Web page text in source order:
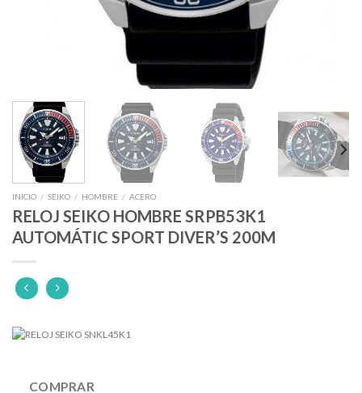
INICIO / SEIKO / HOMBRE / ACERO
RELOJ SEIKO HOMBRE SRPB53K1
AUTOMÁTIC SPORT DIVER’S 200M
COMPRAR